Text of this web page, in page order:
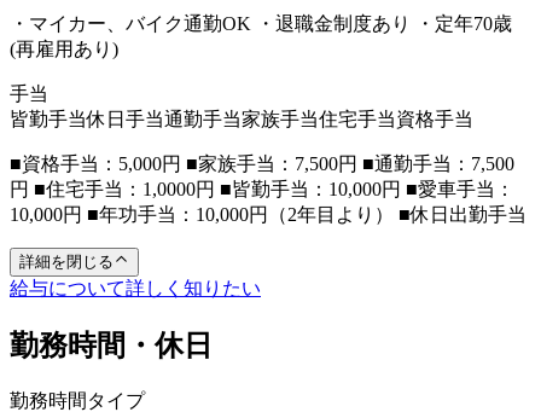
・マイカー、バイク通勤OK ・退職金制度あり ・定年70歳
(再雇用あり)
手当
皆勤手当休日手当通勤手当家族手当住宅手当資格手当
■資格手当：5,000円 ■家族手当：7,500円 ■通勤手当：7,500
円 ■住宅手当：1,0000円 ■皆勤手当：10,000円 ■愛車手当：
10,000円 ■年功手当：10,000円（2年目より） ■休日出勤手当
詳細を閉じる
給与について詳しく知りたい
勤務時間・休日
勤務時間タイプ